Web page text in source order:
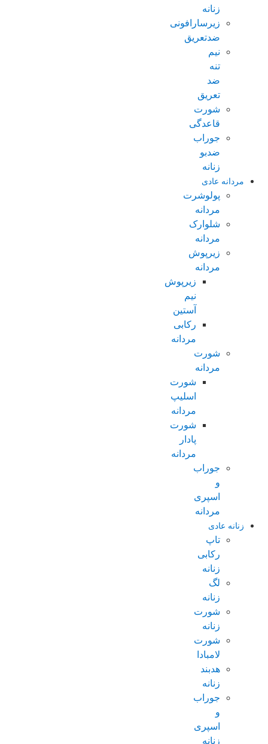
زنانه
زیرسارافونی
ضدتعریق
نیم
تنه
ضد
تعریق
شورت
قاعدگی
جوراب
ضدبو
زنانه
مردانه عادی
پولوشرت
مردانه
شلوارک
مردانه
زیرپوش
مردانه
زیرپوش
نیم
آستین
رکابی
مردانه
شورت
مردانه
شورت
اسلیپ
مردانه
شورت
پادار
مردانه
جوراب
و
اسپری
مردانه
زنانه عادی
تاپ
رکابی
زنانه
لگ
زنانه
شورت
زنانه
شورت
لامبادا
هدبند
زنانه
جوراب
و
اسپری
زنانه